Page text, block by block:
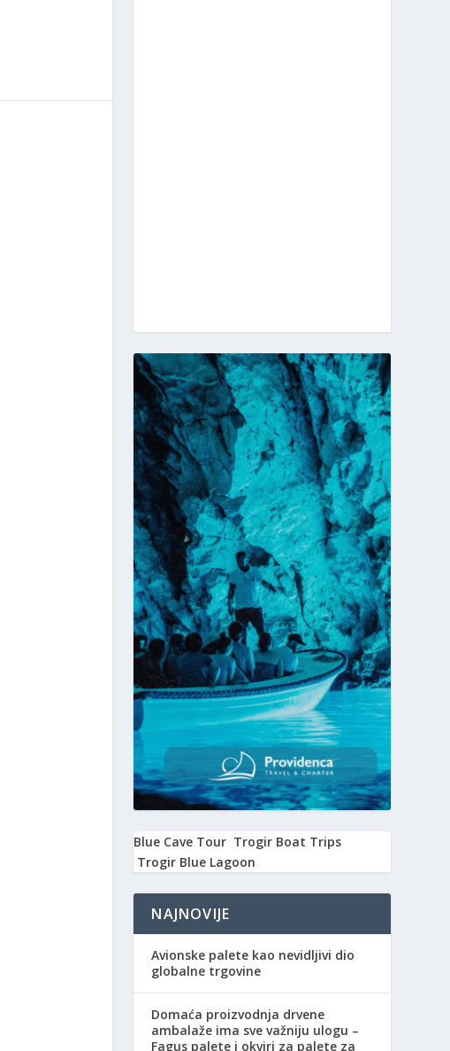
Blue Cave Tour Trogir Boat Trips
Trogir Blue Lagoon
NAJNOVIJE
Avionske palete kao nevidljivi dio
globalne trgovine
Domaća proizvodnja drvene
ambalaže ima sve važniju ulogu –
Fagus palete i okviri za palete za